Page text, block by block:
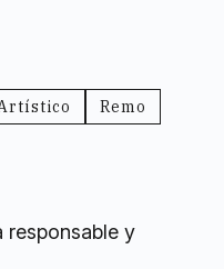
Remo
responsable y